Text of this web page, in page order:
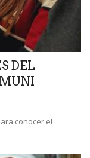
DEL
conocer el